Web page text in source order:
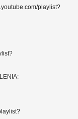
playlist?